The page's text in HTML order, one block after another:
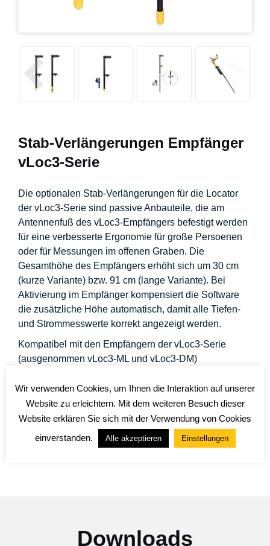
Stab-Verlängerungen Empfänger
vLoc3-Serie
Die optionalen Stab-Verlängerungen für die Locator
der vLoc3-Serie sind passive Anbauteile, die am
Antennenfuß des vLoc3-Empfängers befestigt werden
für eine verbesserte Ergonomie für große Persoenen
oder für Messungen im offenen Graben. Die
Gesamthöhe des Empfängers erhöht sich um 30 cm
(kurze Variante) bzw. 91 cm (lange Variante). Bei
Aktivierung im Empfänger kompensiert die Software
die zusätzliche Höhe automatisch, damit alle Tiefen-
und Strommesswerte korrekt angezeigt werden.
Kompatibel mit den Empfängern der vLoc3-Serie
(ausgenommen vLoc3-ML und vLoc3-DM)
Sichere Befestigung mit Klemme und Rändelschraube
Die Verlängerung rastet ein, um eine gleichbleibende Höhe
zu gewährleisten
Downloads
Wir verwenden Cookies, um Ihnen die Interaktion auf unserer
Website zu erleichtern. Mit dem weiteren Besuch dieser
Website erklären Sie sich mit der Verwendung von Cookies
einverstanden.
Alle akzeptieren Einstellungen